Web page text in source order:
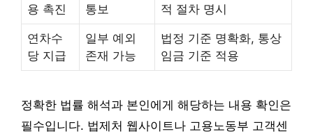
용 촉진
통보
적 절차 명시
연차수
당 지급
일부 예외
존재 가능
법정 기준 명확화, 통상
임금 기준 적용
정확한 법률 해석과 본인에게 해당하는 내용 확인은
필수입니다. 법제처 웹사이트나 고용노동부 고객센